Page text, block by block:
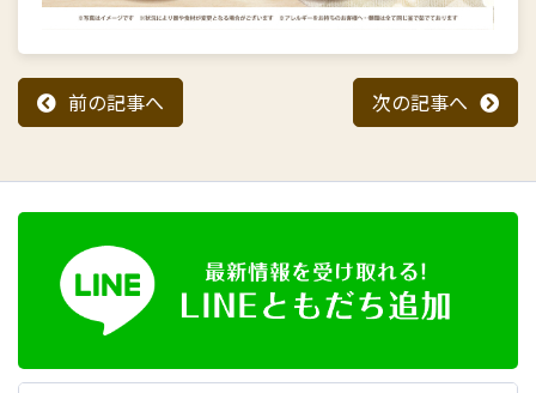
前の記事へ 次の記事へ